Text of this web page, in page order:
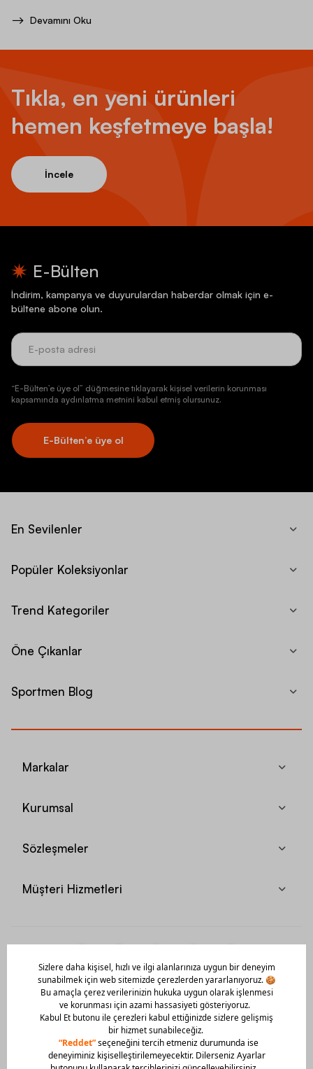
Devamını Oku
Tıkla, en yeni ürünleri
hemen keşfetmeye başla!
İncele
E-Bülten
İndirim, kampanya ve duyurulardan haberdar olmak için e-
bültene abone olun.
“E-Bülten’e üye ol” düğmesine tıklayarak kişisel verilerin korunması
kapsamında aydınlatma metnini kabul etmiş olursunuz.
E-Bülten’e üye ol
En Sevilenler
Popüler Koleksiyonlar
Trend Kategoriler
Öne Çıkanlar
Sportmen Blog
Markalar
Kurumsal
Sözleşmeler
Müşteri Hizmetleri
Mobil Uygulamamızı Hemen İndir!